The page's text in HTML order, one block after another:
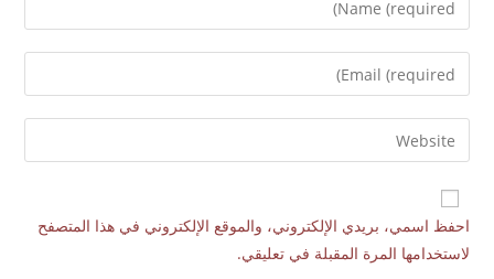
احفظ اسمي، بريدي الإلكتروني، والموقع الإلكتروني في هذا المتصفح
لاستخدامها المرة المقبلة في تعليقي.